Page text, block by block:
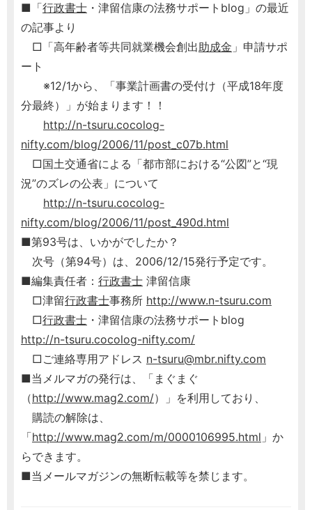
■「行政書士 ・津留信康の法務サポートblog」の最近
の記事より
□「高年齢者等共同就業機会創出助成金 」申請サポ
ート
※12/1から、「事業計画書の受付け（平成18年度
分最終）」が始まります！！
http://n-tsuru.cocolog-
nifty.com/blog/2006/11/post_c07b.html
□国土交通省による「都市部における“公図”と“現
況”のズレの公表」について
http://n-tsuru.cocolog-
nifty.com/blog/2006/11/post_490d.html
■第93号は、いかがでしたか？
次号（第94号）は、2006/12/15発行予定です。
■編集責任者： 行政書士 津留信康
□津留行政書士事務所 http://www.n-tsuru.com
□行政書士 ・津留信康の法務サポートblog
http://n-tsuru.cocolog-nifty.com/
□ご連絡専用アドレス n-tsuru@mbr.nifty.com
■当メルマガの発行は、「まぐまぐ
（http://www.mag2.com/）」を利用しており、
購読の解除は、
「http://www.mag2.com/m/0000106995.html 」か
らできます。
■当メールマガジンの無断転載等を禁じます。